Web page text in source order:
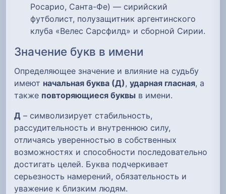
Росарио, Санта-Фе) — сирийский
футболист, полузащитник аргентинского
клуба «Велес Сарсфилд» и сборной Сирии.
Значение букв в имени
Определяющее значение и влияние на судьбу
имеют начальная буква (Д), ударная гласная, а
также повторяющиеся буквы в имени.
Д – символизирует стабильность,
рассудительность и внутреннюю силу,
отличаясь уверенностью в собственных
возможностях и способности последовательно
достигать целей. Буква подчеркивает
серьезность намерений, обязательность и
уважение к близким людям.